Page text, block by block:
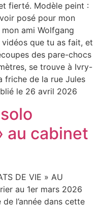
fierté. Modèle peint :
posé pour mon
ami Wolfgang
que tu as fait, et
des pare-chocs
se trouve à Ivry-
friche de la rue Jules
le 26 avril 2026
au cabinet
DE VIE » AU
au 1er mars 2026
l’année dans cette